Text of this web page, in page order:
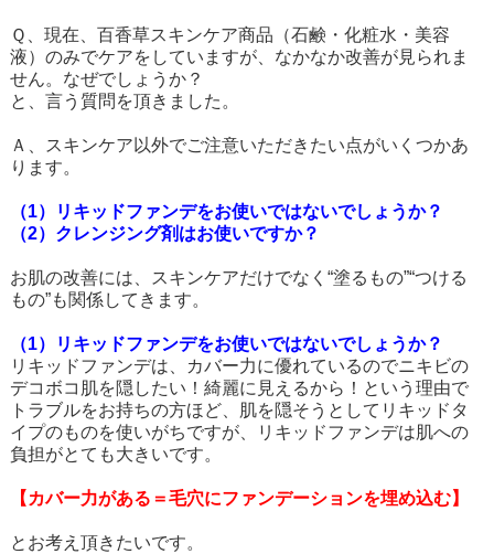
Ｑ、現在、百香草スキンケア商品（石鹸・化粧水・美容
液） のみでケアをしていますが、なかなか改善が見られま
せん。なぜでしょうか？
と、言う質問を頂きました。
Ａ、スキンケア以外でご注意いただきたい点がいくつかあ
ります。
（1）リキッドファンデをお使いではないでしょうか？
（2）クレンジング剤はお使いですか？
お肌の改善には、スキンケアだけでなく“塗るもの”“つける
もの”も関係してきます。
（1）リキッドファンデをお使いではないでしょうか？
リキッドファンデは、カバー力に優れているのでニキビの
デコボコ肌を隠したい！綺麗に見えるから！という理由で
トラブルをお持ちの方ほど、肌を隠そうとしてリキッドタ
イプのものを使いがちですが、リキッドファンデは肌への
負担がとても大きいです。
【カバー力がある＝毛穴にファンデーションを埋め込む】
とお考え頂きたいです。